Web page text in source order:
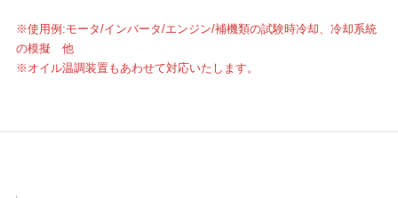
※使用例:モータ/インバータ/エンジン/補機類の試験時冷却、冷却系統
の模擬 他
※オイル温調装置もあわせて対応いたします。